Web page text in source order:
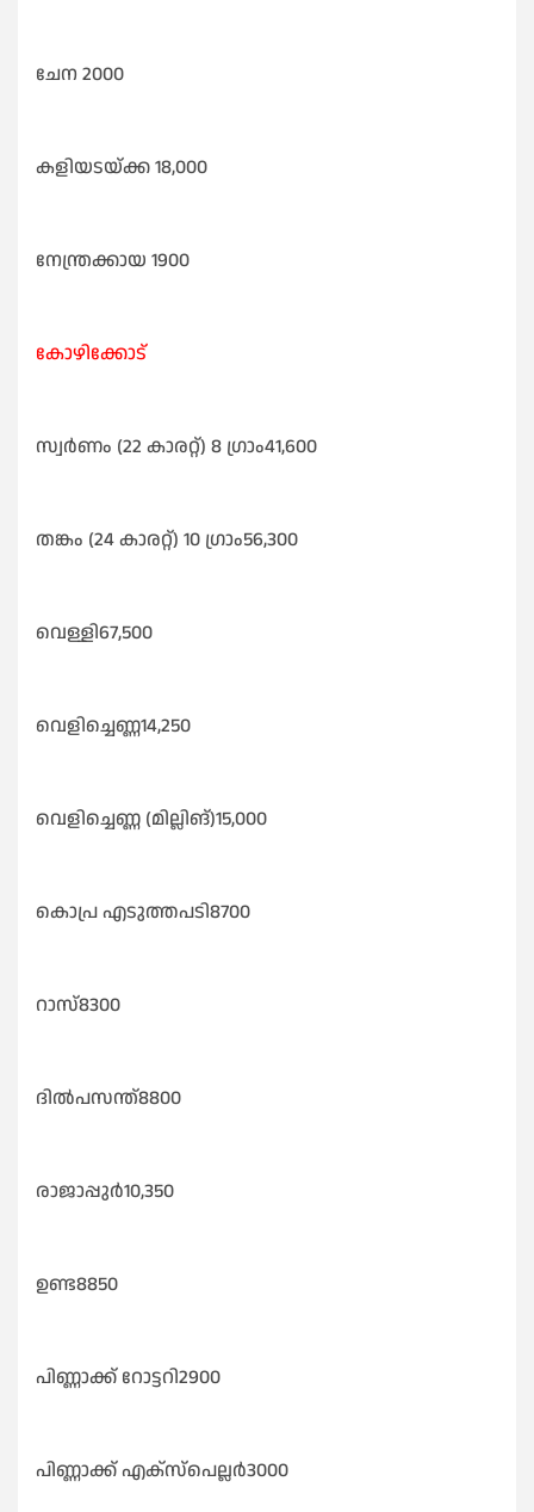
ചേന 2000
കളിയടയ്ക്ക 18,000
നേന്ത്രക്കായ 1900
കോഴിക്കോട്
സ്വർണം (22 കാരറ്റ്) 8 ഗ്രാം41,600
തങ്കം (24 കാരറ്റ്) 10 ഗ്രാം56,300
വെള്ളി67,500
വെളിച്ചെണ്ണ14,250
വെളിച്ചെണ്ണ (മില്ലിങ്)15,000
കൊപ്ര എടുത്തപടി8700
റാസ്8300
ദിൽപസന്ത്‌8800
രാജാപ്പുർ10,350
ഉണ്ട8850
പിണ്ണാക്ക് റോട്ടറി2900
പിണ്ണാക്ക് എക്സ്പെല്ലർ3000